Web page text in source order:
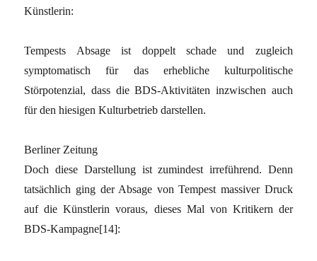
Künstlerin:
Tempests Absage ist doppelt schade und zugleich
symptomatisch für das erhebliche kulturpolitische
Störpotenzial, dass die BDS-Aktivitäten inzwischen auch
für den hiesigen Kulturbetrieb darstellen.
Berliner Zeitung
Doch diese Darstellung ist zumindest irreführend. Denn
tatsächlich ging der Absage von Tempest massiver Druck
auf die Künstlerin voraus, dieses Mal von Kritikern der
BDS-Kampagne[14]: